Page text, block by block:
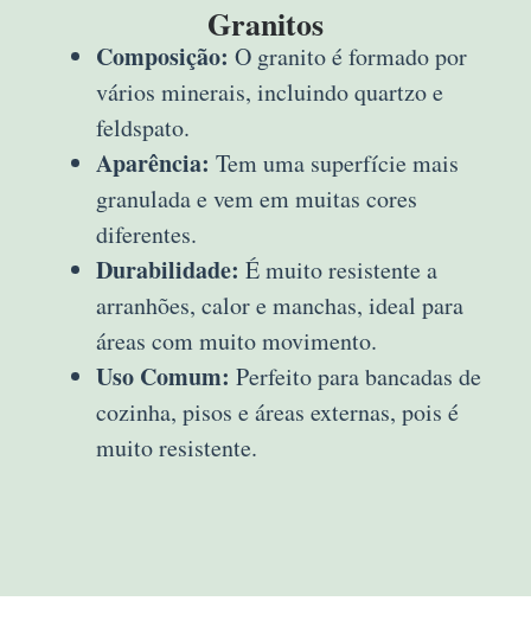
Granitos
Composição: O granito é formado por
vários minerais, incluindo quartzo e
feldspato.
Aparência: Tem uma superfície mais
granulada e vem em muitas cores
diferentes.
Durabilidade: É muito resistente a
arranhões, calor e manchas, ideal para
áreas com muito movimento.
Uso Comum: Perfeito para bancadas de
cozinha, pisos e áreas externas, pois é
muito resistente.